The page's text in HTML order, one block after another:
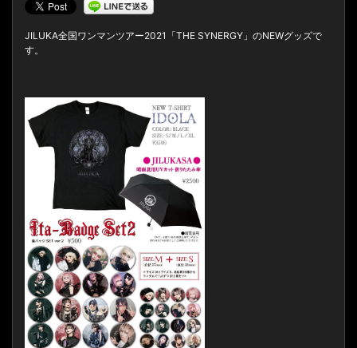
JILUKA全国ワンマンツアー2021「THE SYNERGY」のNEWグッズで
す。